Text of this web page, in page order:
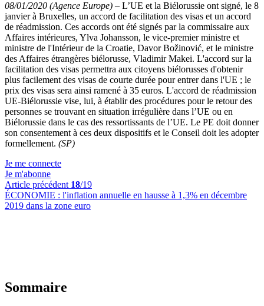
08/01/2020 (Agence Europe) – L’UE et la Biélorussie ont signé, le 8
janvier à Bruxelles, un accord de facilitation des visas et un accord
de réadmission. Ces accords ont été signés par la commissaire aux
Affaires intérieures, Ylva Johansson, le vice-premier ministre et
ministre de l'Intérieur de la Croatie, Davor Božinović, et le ministre
des Affaires étrangères biélorusse, Vladimir Makei. L'accord sur la
facilitation des visas permettra aux citoyens biélorusses d'obtenir
plus facilement des visas de courte durée pour entrer dans l'UE ; le
prix des visas sera ainsi ramené à 35 euros. L'accord de réadmission
UE-Biélorussie vise, lui, à établir des procédures pour le retour des
personnes se trouvant en situation irrégulière dans l’UE ou en
Biélorussie dans le cas des ressortissants de l’UE. Le PE doit donner
son consentement à ces deux dispositifs et le Conseil doit les adopter
formellement. (SP)
Je me connecte
Je m'abonne
Article précédent 18/19
ÉCONOMIE : l'inflation annuelle en hausse à 1,3% en décembre
2019 dans la zone euro
Sommaire